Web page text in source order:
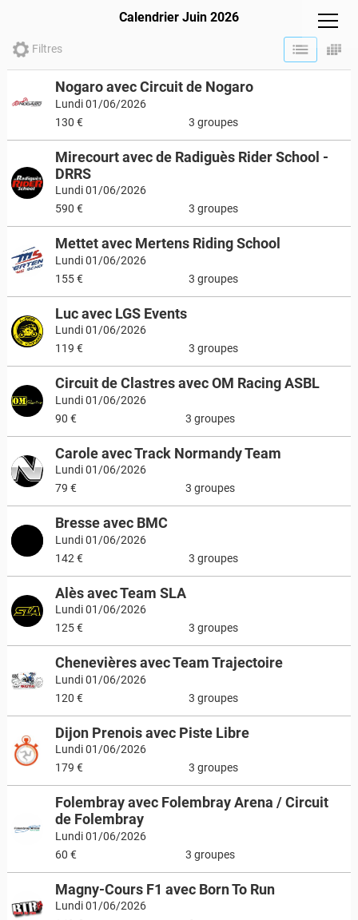
Calendrier Juin 2026
Filtres
Nogaro avec Circuit de Nogaro
Lundi 01/06/2026
130 €
3 groupes
Mirecourt avec de Radiguès Rider School -
DRRS
Lundi 01/06/2026
590 €
3 groupes
Mettet avec Mertens Riding School
Lundi 01/06/2026
155 €
3 groupes
Luc avec LGS Events
Lundi 01/06/2026
119 €
3 groupes
Circuit de Clastres avec OM Racing ASBL
Lundi 01/06/2026
90 €
3 groupes
Carole avec Track Normandy Team
Lundi 01/06/2026
79 €
3 groupes
Bresse avec BMC
Lundi 01/06/2026
142 €
3 groupes
Alès avec Team SLA
Lundi 01/06/2026
125 €
3 groupes
Chenevières avec Team Trajectoire
Lundi 01/06/2026
120 €
3 groupes
Dijon Prenois avec Piste Libre
Lundi 01/06/2026
179 €
3 groupes
Folembray avec Folembray Arena / Circuit
de Folembray
Lundi 01/06/2026
60 €
3 groupes
Magny-Cours F1 avec Born To Run
Lundi 01/06/2026